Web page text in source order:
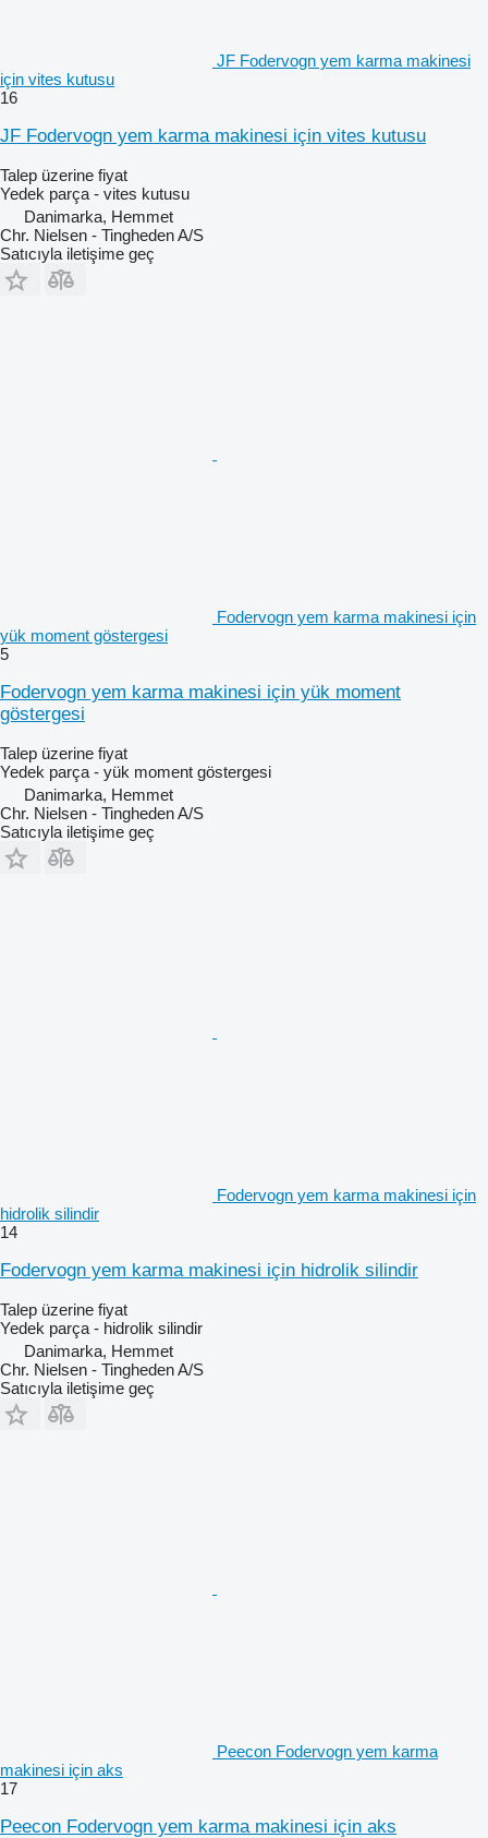
JF Fodervogn yem karma makinesi
için vites kutusu
16
JF Fodervogn yem karma makinesi için vites kutusu
Talep üzerine fiyat
Yedek parça - vites kutusu
Danimarka, Hemmet
Chr. Nielsen - Tingheden A/S
Satıcıyla iletişime geç
Fodervogn yem karma makinesi için
yük moment göstergesi
5
Fodervogn yem karma makinesi için yük moment
göstergesi
Talep üzerine fiyat
Yedek parça - yük moment göstergesi
Danimarka, Hemmet
Chr. Nielsen - Tingheden A/S
Satıcıyla iletişime geç
Fodervogn yem karma makinesi için
hidrolik silindir
14
Fodervogn yem karma makinesi için hidrolik silindir
Talep üzerine fiyat
Yedek parça - hidrolik silindir
Danimarka, Hemmet
Chr. Nielsen - Tingheden A/S
Satıcıyla iletişime geç
Peecon Fodervogn yem karma
makinesi için aks
17
Peecon Fodervogn yem karma makinesi için aks